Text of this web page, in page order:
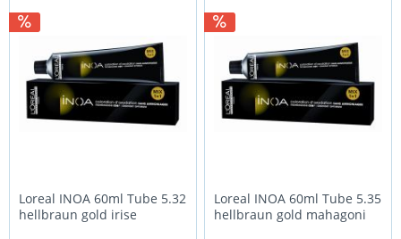
Loreal INOA 60ml Tube 5.32
hellbraun gold irise
Loreal INOA 60ml Tube 5.35
hellbraun gold mahagoni